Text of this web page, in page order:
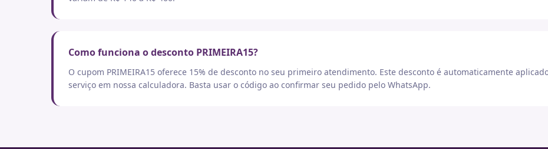
Como funciona o desconto PRIMEIRA15?
O cupom PRIMEIRA15 oferece 15% de desconto no seu primeiro atendimento. Este desconto é automaticamente
serviço em nossa calculadora. Basta usar o código ao confirmar seu pedido pelo WhatsApp.